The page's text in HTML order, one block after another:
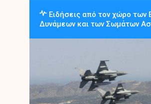
Ειδήσεις από τον χώρο των
Δυνάμεων και των Σωμάτων